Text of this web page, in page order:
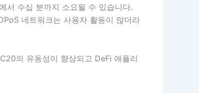
서 수십 분까지 소요될 수 있습니다.
네트워크는 사용자 활동이 많더라
의 유동성이 향상되고 DeFi 애플리